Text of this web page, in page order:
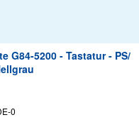
G84-5200 - Tastatur - PS/
0